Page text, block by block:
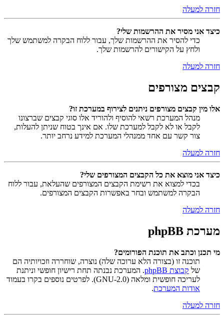
חזרה למעלה
כיצד אני מסיר את ההרשמות שלי?
כדי להסיר את ההרשמות שלך, עבור ללוח הבקרה למשתמש שלך
ולחץ על הקישורים להרשמות שלך.
חזרה למעלה
קבצים מצורפים
אלו מין קבצים מצורפים ניתנים לצירוף במערכת זו?
מנהל המערכת רשאי להוסיף ולהוריד אלו סוגי קבצים שברצונו
לקבל או לא לקבל למערכת שלו. אם אינך בטוח שניתן להעלות,
צור קשר עם אחד ממנהלי המערכת למידע נרחב יותר.
חזרה למעלה
כיצד אני מוצא את כל הקבצים המצורפים שלי?
בכדי למצוא את רשימת הקבצים המצורפים שהעלאת, עבור ללוח
הבקרה למשתמש ובחר באפשרות הקבצים המצורפים.
חזרה למעלה
מערכת phpBB
מי תכנן וכתב את תוכנת הפורומים?
תוכנה זו (בצורה הלא ערוכה שלה) נוצרה, שוחררה וזכויותיה הם
של קבוצת phpBB
. המערכת נבנתה תחת רישיון חופשי וניתנת
לעריכה חופשית ומלאה (GNU-2.0). לפרטים נוספים בקרו בעמוד
אודות המערכת.
חזרה למעלה